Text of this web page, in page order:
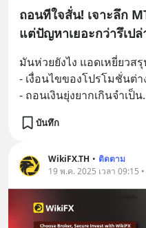
ถอนทีใจสั่น! เจาะลึก
แต่ปัญหาเยอะกว่ารึเปล่
มันห่วยยังไง แอดเหยี่ยวส
- เงื่อนไขของโปรโมชั่นต่
- ถอนเงินยุ่งยากเกินจำเป็น
บันทึก
WikiFX.TH • ติดตาม
19 พ.ค. 2025 เวลา 09:15